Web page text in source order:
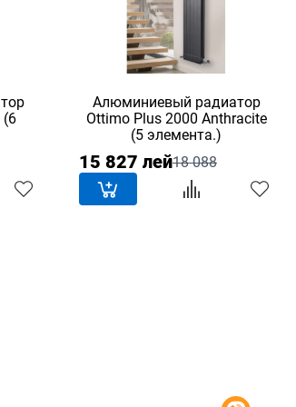
(6
Алюминиевый радиатор
Ottimo Plus 2000 Anthracite
(5 элемента.)
15 827 лей18 088